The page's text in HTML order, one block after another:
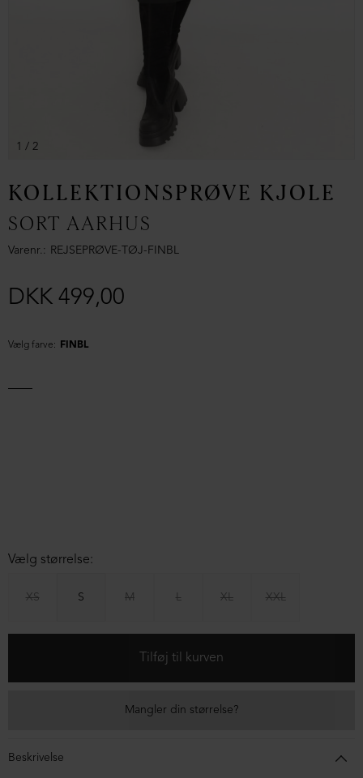
1 / 2
KOLLEKTIONSPRØVE KJOLE
SORT AARHUS
Varenr. REJSEPRØVE-TØJ-FINBL
DKK 499,00
Vælg farve: FINBL
Vælg størrelse:
XS S M L XL XXL
Mangler din størrelse?
Beskrivelse